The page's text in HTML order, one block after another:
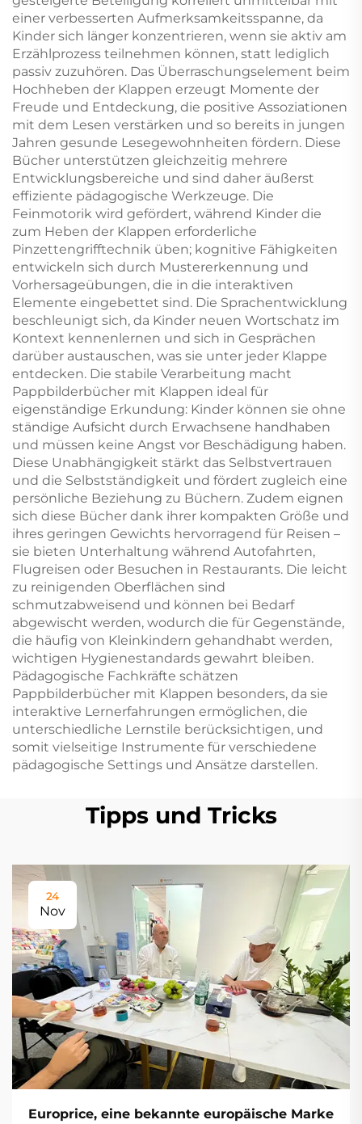
einer verbesserten Aufmerksamkeitsspanne, da
Kinder sich länger konzentrieren, wenn sie aktiv am
Erzählprozess teilnehmen können, statt lediglich
passiv zuzuhören. Das Überraschungselement beim
Hochheben der Klappen erzeugt Momente der
Freude und Entdeckung, die positive Assoziationen
mit dem Lesen verstärken und so bereits in jungen
Jahren gesunde Lesegewohnheiten fördern. Diese
Bücher unterstützen gleichzeitig mehrere
Entwicklungsbereiche und sind daher äußerst
effiziente pädagogische Werkzeuge. Die
Feinmotorik wird gefördert, während Kinder die
zum Heben der Klappen erforderliche
Pinzettengrifftechnik üben; kognitive Fähigkeiten
entwickeln sich durch Mustererkennung und
Vorhersageübungen, die in die interaktiven
Elemente eingebettet sind. Die Sprachentwicklung
beschleunigt sich, da Kinder neuen Wortschatz im
Kontext kennenlernen und sich in Gesprächen
darüber austauschen, was sie unter jeder Klappe
entdecken. Die stabile Verarbeitung macht
Pappbilderbücher mit Klappen ideal für
eigenständige Erkundung: Kinder können sie ohne
ständige Aufsicht durch Erwachsene handhaben
und müssen keine Angst vor Beschädigung haben.
Diese Unabhängigkeit stärkt das Selbstvertrauen
und die Selbstständigkeit und fördert zugleich eine
persönliche Beziehung zu Büchern. Zudem eignen
sich diese Bücher dank ihrer kompakten Größe und
ihres geringen Gewichts hervorragend für Reisen –
sie bieten Unterhaltung während Autofahrten,
Flugreisen oder Besuchen in Restaurants. Die leicht
zu reinigenden Oberflächen sind
schmutzabweisend und können bei Bedarf
abgewischt werden, wodurch die für Gegenstände,
die häufig von Kleinkindern gehandhabt werden,
wichtigen Hygienestandards gewahrt bleiben.
Pädagogische Fachkräfte schätzen
Pappbilderbücher mit Klappen besonders, da sie
interaktive Lernerfahrungen ermöglichen, die
unterschiedliche Lernstile berücksichtigen, und
somit vielseitige Instrumente für verschiedene
pädagogische Settings und Ansätze darstellen.
Tipps und Tricks
24
Nov
Europrice, eine bekannte europäische Marke